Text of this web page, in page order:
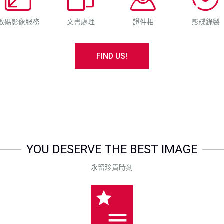
碼影像服務 文書處理 證件相 影碟錄製
FIND US!
YOU DESERVE THE BEST IMAGE
永留珍貴時刻